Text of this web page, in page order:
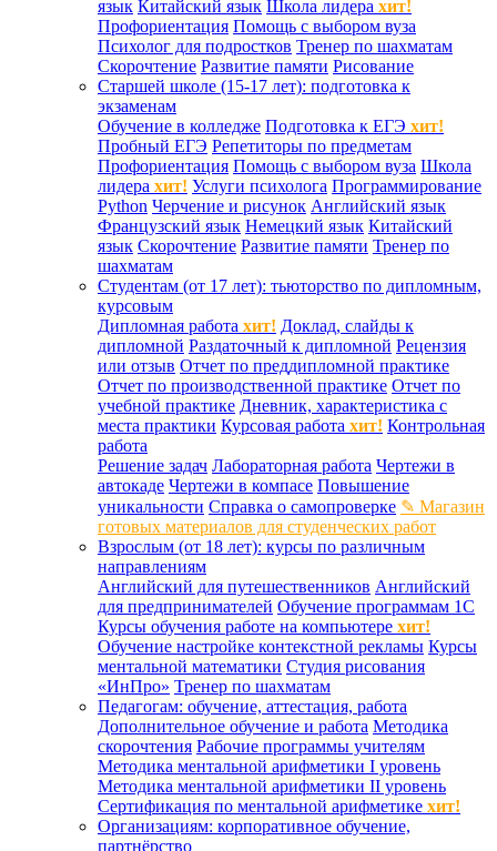
язык Китайский язык Школа лидера хит!
Профориентация Помощь с выбором вуза
Психолог для подростков Тренер по шахматам
Скорочтение Развитие памяти Рисование
Старшей школе (15-17 лет): подготовка к
экзаменам
Обучение в колледже Подготовка к ЕГЭ хит!
Пробный ЕГЭ Репетиторы по предметам
Профориентация Помощь с выбором вуза Школа
лидера хит! Услуги психолога Программирование
Python Черчение и рисунок Английский язык
Французский язык Немецкий язык Китайский
язык Скорочтение Развитие памяти Тренер по
шахматам
Студентам (от 17 лет): тьюторство по дипломным,
курсовым
Дипломная работа хит! Доклад, слайды к
дипломной Раздаточный к дипломной Рецензия
или отзыв Отчет по преддипломной практике
Отчет по производственной практике Отчет по
учебной практике Дневник, характеристика с
места практики Курсовая работа хит! Контрольная
работа
Решение задач Лабораторная работа Чертежи в
автокаде Чертежи в компасе Повышение
уникальности Справка о самопроверке ✎ Магазин
готовых материалов для студенческих работ
Взрослым (от 18 лет): курсы по различным
направлениям
Английский для путешественников Английский
для предпринимателей Обучение программам 1С
Курсы обучения работе на компьютере хит!
Обучение настройке контекстной рекламы Курсы
ментальной математики Студия рисования
«ИнПро» Тренер по шахматам
Педагогам: обучение, аттестация, работа
Дополнительное обучение и работа Методика
скорочтения Рабочие программы учителям
Методика ментальной арифметики I уровень
Методика ментальной арифметики II уровень
Сертификация по ментальной арифметике хит!
Организациям: корпоративное обучение,
партнёрство